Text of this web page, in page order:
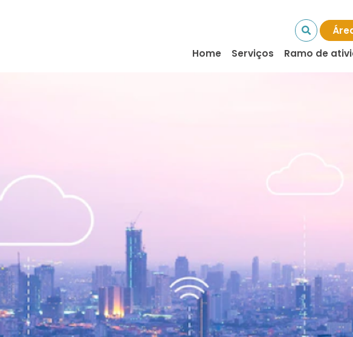
Home
Serviços Ramo de